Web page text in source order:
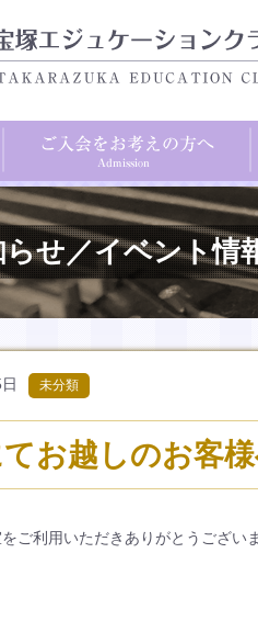
らせ／イベント情
未分類
お越しのお客
ご利用いただきありがとうござい